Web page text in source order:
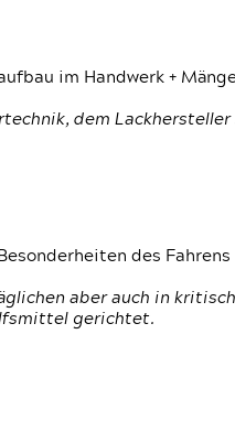
im Handwerk +
dem Lackhersteller
des Fahrens
aber auch in
gerichtet.